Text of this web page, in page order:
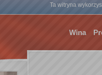
Ta witryna
Wina